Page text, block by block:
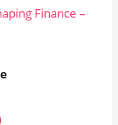
Finance –